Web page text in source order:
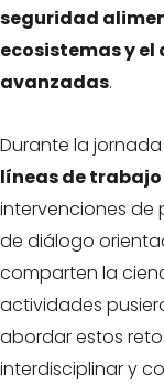
seguridad
ecosistemas y
avanzadas.
Durante la
líneas de trabajo
intervenciones de
de diálogo
comparten la
actividades
abordar estos
interdisciplinar y